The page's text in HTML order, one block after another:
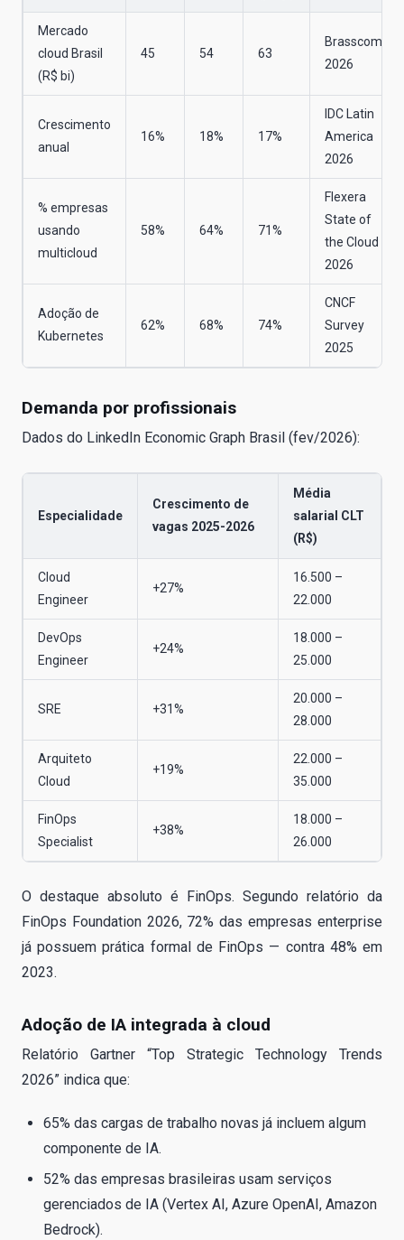
Mercado
cloud Brasil
(R$ bi)
45 54 63
Brasscom
2026
Crescimento
anual
16% 18% 17%
IDC Latin
America
2026
% empresas
usando
multicloud
58% 64% 71%
Flexera
State of
the Cloud
2026
Adoção de
Kubernetes
62% 68% 74%
CNCF
Survey
2025
Demanda por profissionais
Dados do LinkedIn Economic Graph Brasil (fev/2026):
Especialidade
Crescimento de
vagas 2025-2026
Média
salarial CLT
(R$)
Cloud
Engineer
+27%
16.500 –
22.000
DevOps
Engineer
+24%
18.000 –
25.000
SRE +31%
20.000 –
28.000
Arquiteto
Cloud
+19%
22.000 –
35.000
FinOps
Specialist
+38%
18.000 –
26.000
O destaque absoluto é FinOps. Segundo relatório da
FinOps Foundation 2026, 72% das empresas enterprise
já possuem prática formal de FinOps — contra 48% em
2023.
Adoção de IA integrada à cloud
Relatório Gartner “Top Strategic Technology Trends
2026” indica que:
65% das cargas de trabalho novas já incluem algum
componente de IA.
52% das empresas brasileiras usam serviços
gerenciados de IA (Vertex AI, Azure OpenAI, Amazon
Bedrock).